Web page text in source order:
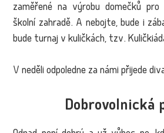
zaměřené na výrobu domečků
školní zahradě. A nebojte, bude i
bude turnaj v kuličkách, tzv.
V neděli odpoledne za námi přijede
Dobrovolnická